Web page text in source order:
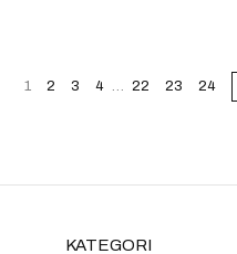
KATEGORI
1 2 3 4 … 22 23 24